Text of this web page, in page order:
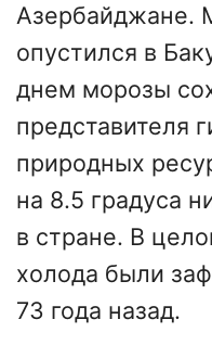
Азербайджане.
опустился в
днем морозы
представителя
природных
на 8.5 градуса
в стране. В
холода были
73 года назад.